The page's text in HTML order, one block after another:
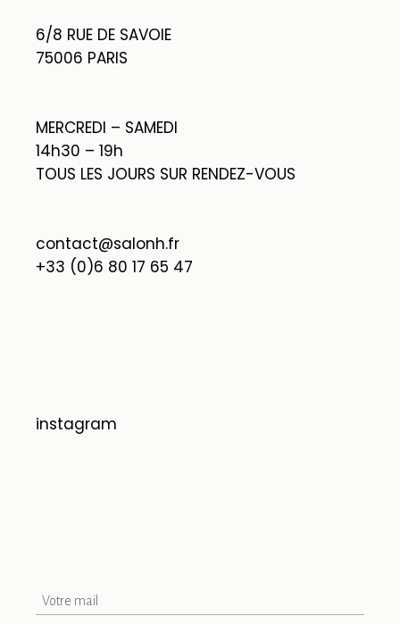
6/8 RUE DE SAVOIE
75006 PARIS
MERCREDI – SAMEDI
14h30 – 19h
TOUS LES JOURS SUR RENDEZ-VOUS
contact@salonh.fr
+33 (0)6 80 17 65 47
instagram